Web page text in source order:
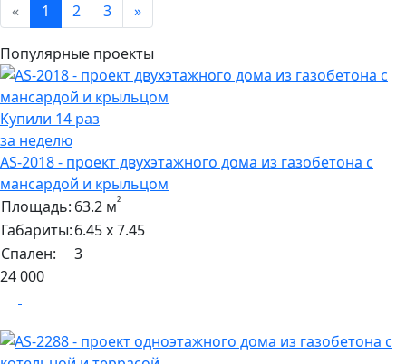
« 1 2 3 »
Популярные проекты
Купили 14 раз
за неделю
AS-2018 - проект двухэтажного дома из газобетона с
мансардой и крыльцом
Площадь: 63.2 м²
Габариты:6.45 х 7.45
Спален:
3
24 000